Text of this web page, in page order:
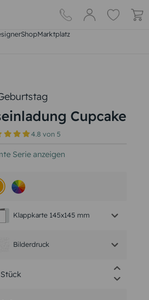
Marktplatz
Cupcake
4.8von 5
Serie anzeigen
Klappkarte 145x145 mm
Bilderdruck